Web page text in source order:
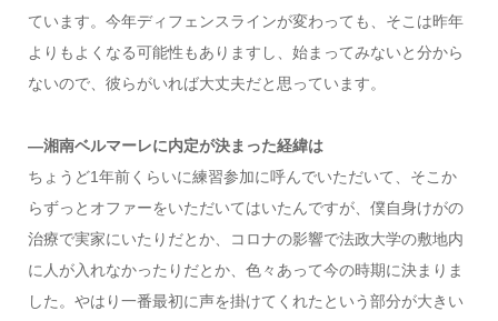
ています。今年ディフェンスラインが変わっても、そこは昨年
よりもよくなる可能性もありますし、始まってみないと分から
ないので、彼らがいれば大丈夫だと思っています。
―湘南ベルマーレに内定が決まった経緯は
ちょうど1年前くらいに練習参加に呼んでいただいて、そこか
らずっとオファーをいただいてはいたんですが、僕自身けがの
治療で実家にいたりだとか、コロナの影響で法政大学の敷地内
に人が入れなかったりだとか、色々あって今の時期に決まりま
した。やはり一番最初に声を掛けてくれたという部分が大きい